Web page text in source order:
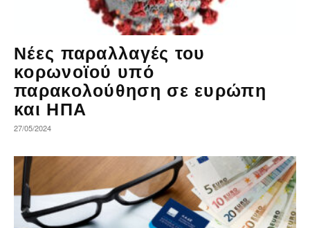
Νέες παραλλαγές του
κορωνοϊού υπό
παρακολούθηση σε ευρώπη
και ΗΠΑ
27/05/2024